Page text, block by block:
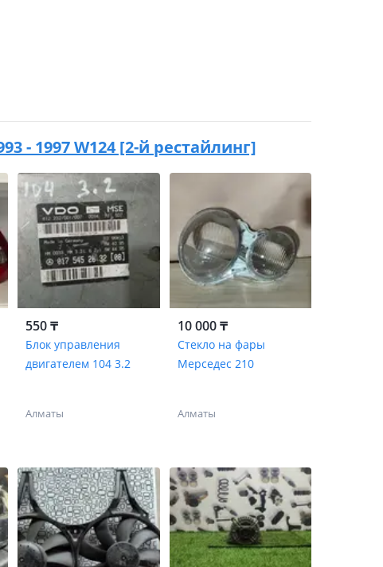
- 1997 W124 [2-й рестайлинг]
550 ₸
Блок управления
двигателем 104 3.2
Алматы
10 000 ₸
Стекло на фары
Мерседес 210
Алматы